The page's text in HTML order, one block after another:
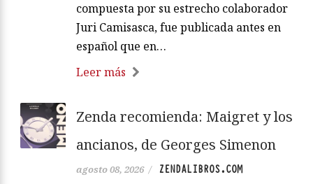
compuesta por su estrecho colaborador
Juri Camisasca, fue publicada antes en
español que en…
Leer más
Zenda recomienda: Maigret y los
ancianos, de Georges Simenon
agosto 08, 2026 / ZENDALIBROS.COM